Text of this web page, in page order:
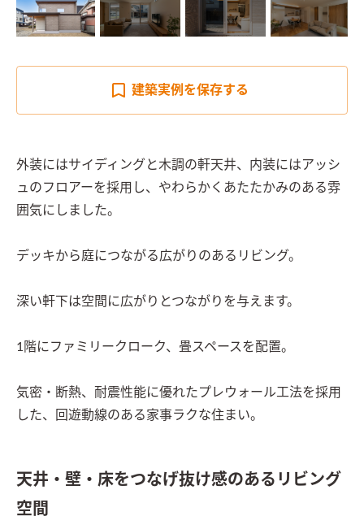
建築実例を保存する
外装にはサイディングと木調の軒天井、内装にはアッシ
ュのフロアーを採用し、やわらかくあたたかみのある雰
囲気にしました。
デッキから庭につながる広がりのあるリビング。
深い軒下は空間に広がりとつながりを与えます。
1階にファミリークローク、畳スペースを配置。
気密・断熱、耐震性能に優れたプレウォール工法を採用
した、回遊動線のある家事ラクな住まい。
天井・壁・床をつなげ抜け感のあるリビング
空間